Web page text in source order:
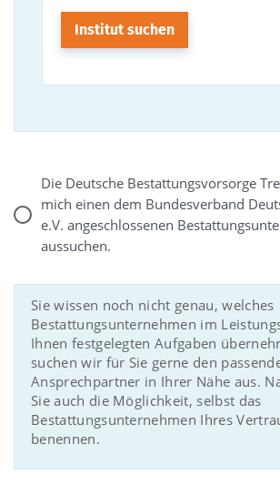
Die Deutsche Bestattungsvorsorge
mich einen dem Bundesverband
e.V. angeschlossenen
aussuchen.
Sie wissen noch nicht genau, welches
Bestattungsunternehmen im
Ihnen festgelegten Aufgaben
suchen wir für Sie gerne den
Ansprechpartner in Ihrer Nähe aus.
Sie auch die Möglichkeit, selbst das
Bestattungsunternehmen Ihres
benennen.